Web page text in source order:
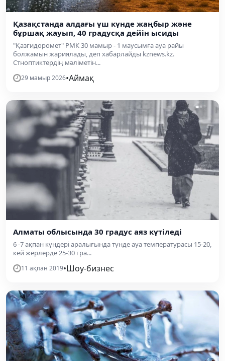
Қазақстанда алдағы үш күнде жаңбыр және
бұршақ жауып, 40 градусқа дейін ысиды
"Қазгидоромет" РМК 30 мамыр - 1 маусымға ауа райы
болжамын жариялады, деп хабарлайды kznews.kz.
Стноптиктердің мәліметін...
29 мамыр 2026•Аймақ
Алматы облысында 30 градус аяз күтіледі
6 -7 ақпан күндері аралығында түнде ауа температурасы 15-20,
кей жерлерде 25-30 гра...
11 ақпан 2019•Шоу-бизнес